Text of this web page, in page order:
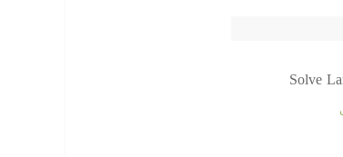
Solve